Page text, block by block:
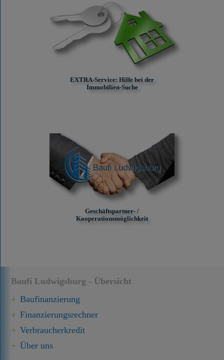
Baufi Ludwigsburg - Übersicht
Baufinanzierung
Finanzierungsrechner
Verbraucherkredit
Über uns
EXTRA-Service: Hilfe bei der
Immobilien-Suche
Geschäftspartner- /
Kooperationsmöglichkeit